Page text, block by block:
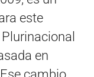
este
en